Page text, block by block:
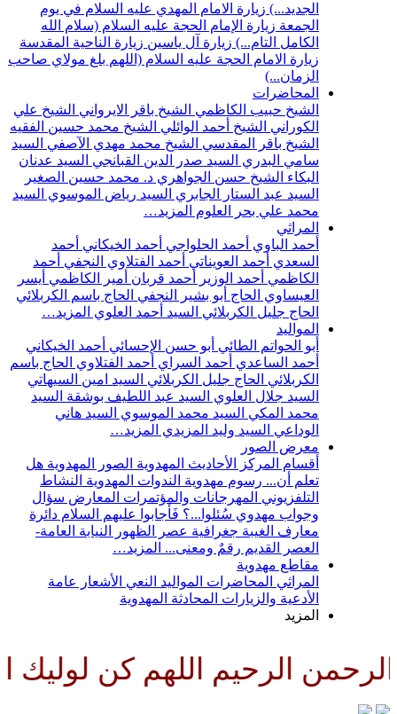
الجديد...) زيارة الامام المهدي عليه السلام في يوم
الجمعة زيارة الإمام الحجة عليه السلام (سلام الله
الكامل التام...) زيارة آل ياسين زيارة الناحية المقدسة
زيارة الامام الحجة عليه السلام (اللهم بلغ مولاي صاحب
الزمان...)
المحاضرات
الشيخ حبيب الكاظمي الشيخ باقر الايرواني الشيخ علي
الكوراني الشيخ أحمد الوائلي الشيخ محمد حسين الفقيه
الشيخ باقر المقدسي الشيخ محمد مهدي الآصفي السيد
سامي البدري السيد صدر الدين القبانجي السيد عدنان
البكاء الشيخ حسن الجواهري د. محمد حسين الصغير
السيد عبد الستار الجابري السيد رياض الموسوي السيد
محمد علي بحر العلوم المزيد…
المراثي
أحمد الباوي أحمد الحلواجي أحمد الخيكاني أحمد
السعدي أحمد العويناتي أحمد الفتلاوي النجفي أحمد
الكاظمي أحمد الوزير أحمد قربان أمير الكاظمي أيسر
العيساوي الحاج أبو بشير النجفي الحاج باسم الكربلائي
الحاج جليل الكربلائي السيد أحمد العلوي المزيد…
المواليد
أبو الحواتم الطائي أبو حسن الإحسائي أحمد الخيكاني
أحمد الساعدي أحمد السراي أحمد الفتلاوي الحاج باسم
الكربلائي الحاج جليل الكربلائي السيد امين السيهاتي
السيد جلال العلوي السيد عبد اللطيف بوشقة السيد
محمد المكي السيد محمد الموسوي السيد هاني
الوداعي السيد وليد المزيدي المزيد…
معرض الصور
أقسام المركز
الأحاديث المهدوية الصور المهدوية هل
تعلم أن... رسوم مهدوية الندوات المهدوية النشاط
التلفزيوني المهرجانات والمؤتمرات المعارض سؤال
وجواب مهدوي سُئلوا...؟ فَأجابوا عليهم السلام دائرة
معارف الغيبة جغرافية عصر الظهور
النيابة العامة-
العصر القديم رقمٌ ومعنى... المزيد…
مقاطع مهدوية
المراثي المحاضرات المواليد النعي الأشعار
عامة
الأدعية والزيارات المحادثة المهدوية
المزيد
الرحيم اللهم كن لوليك